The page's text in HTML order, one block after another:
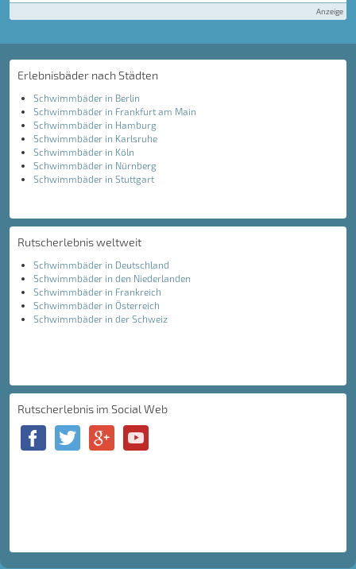
Anzeige
Erlebnisbäder nach Städten
Schwimmbäder in Berlin
Schwimmbäder in Frankfurt am Main
Schwimmbäder in Hamburg
Schwimmbäder in Karlsruhe
Schwimmbäder in Köln
Schwimmbäder in Nürnberg
Schwimmbäder in Stuttgart
Rutscherlebnis weltweit
Schwimmbäder in Deutschland
Schwimmbäder in den Niederlanden
Schwimmbäder in Frankreich
Schwimmbäder in Österreich
Schwimmbäder in der Schweiz
Rutscherlebnis im Social Web